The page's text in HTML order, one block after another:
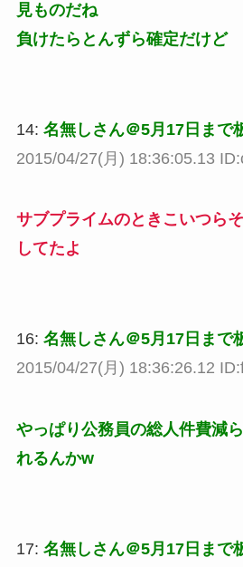
見ものだね
負けたらとんずら確定だけど
14: 名無しさん＠5月17日まで
2015/04/27(月) 18:36:05.13
サブプライムのときこいつら
してたよ
16: 名無しさん＠5月17日まで
2015/04/27(月) 18:36:26.12
やっぱり公務員の総人件費減
れるんかw
17: 名無しさん＠5月17日まで